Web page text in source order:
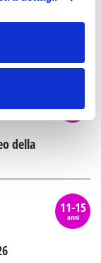
della
anni
11-15
anni